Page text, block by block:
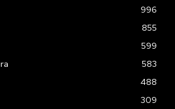
996
855
599
583
488
309